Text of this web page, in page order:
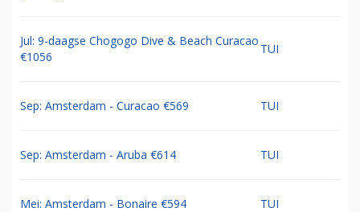
Jul: 9-daagse Chogogo Dive & Beach Curacao
€1056
TUI
Sep: Amsterdam - Curacao €569 TUI
Sep: Amsterdam - Aruba €614 TUI
Mei: Amsterdam - Bonaire €594 TUI